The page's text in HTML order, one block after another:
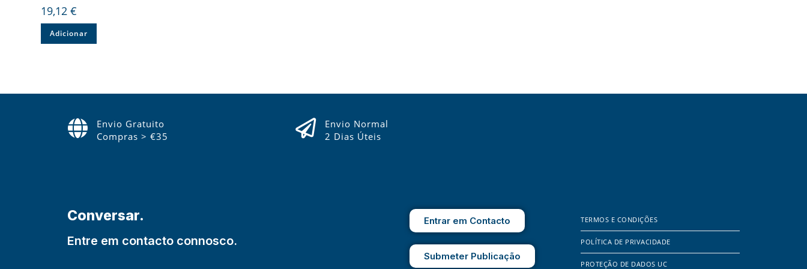
19,12€
Adicionar
Envio Gratuito
Compras > €35
Envio Normal
2 Dias Úteis
Conversar.
Entre em contacto connosco.
Entrar em Contacto
Submeter Publicação
TERMOS E CONDIÇÕES
POLÍTICA DE PRIVACIDADE
PROTEÇÃO DE DADOS UC